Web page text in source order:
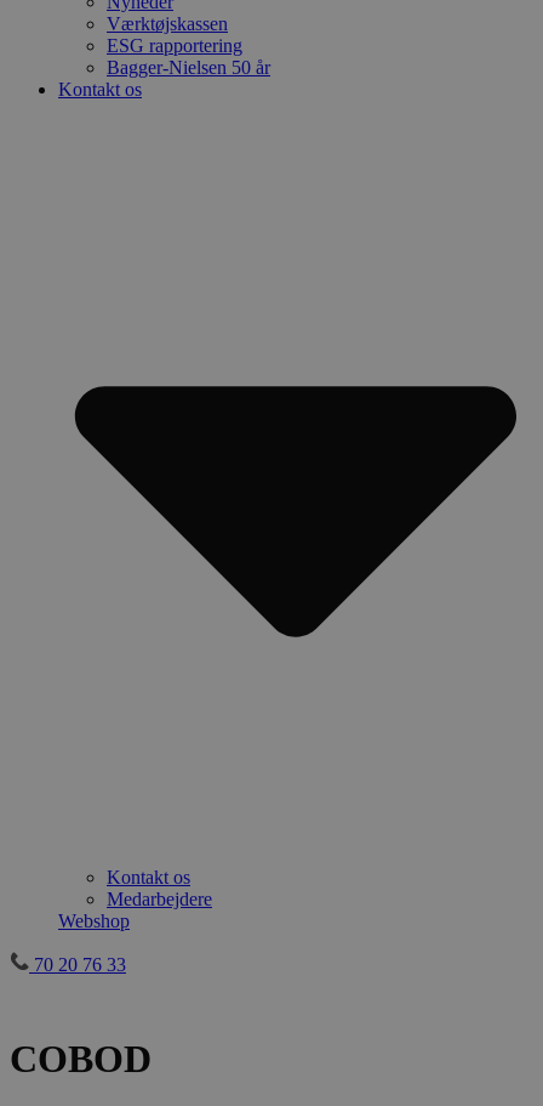
Værktøjskassen
ESG rapportering
Bagger-Nielsen 50 år
Kontakt os
Kontakt os
Medarbejdere
Webshop
70 20 76 33
COBOD